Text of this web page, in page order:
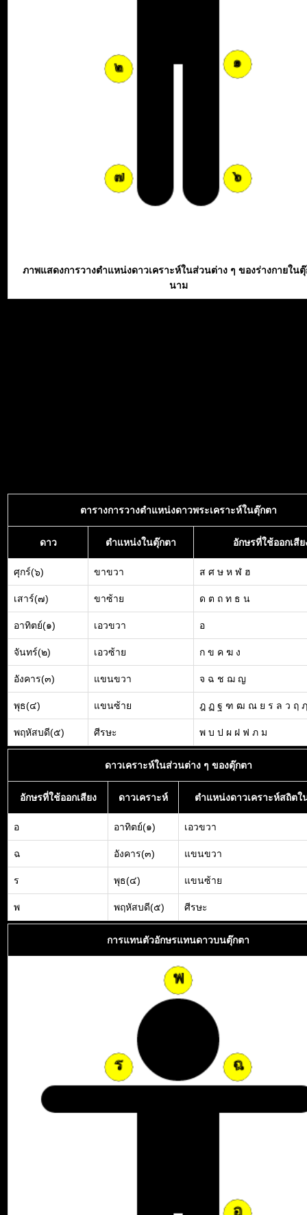
ภาพแสดงการวางตำแหน่งดาวเคราะห์ในส่วนต่าง ๆ ของร่างกายใน
นาม
ตารางการวางตำแหน่งดาวพระเคราะห์ในตุ๊กตา
ดาว ตำแหน่งในตุ๊กตา อักษรที่ใช้ออกเสีย
ศุกร์(๖) ขาขวา ส ศ ษ ห ฬ ฮ
เสาร์(๗) ขาซ้าย ด ต ถ ท ธ น
อาทิตย์(๑) เอวขวา อ
จันทร์(๒) เอวซ้าย ก ข ค ฆ ง
อังคาร(๓) แขนขวา จ ฉ ช ฌ ญ
พุธ(๔) แขนซ้าย ฎ ฏ ฐ ฑ ฒ ณ ย ร ล ว ฤ ฦ
พฤหัสบดี(๕) ศีรษะ พ บ ป ผ ฝ ฟ ภ ม
ดาวเคราะห์ในส่วนต่าง ๆ ของตุ๊กตา
อักษรที่ใช้ออกเสียง ดาวเคราะห์ ตำแหน่งดาวเคราะห์สถิตใ
อ อาทิตย์(๑) เอวขวา
ฉ อังคาร(๓) แขนขวา
ร พุธ(๔) แขนซ้าย
พ พฤหัสบดี(๕) ศีรษะ
การแทนตัวอักษรแทนดาวบนตุ๊กตา